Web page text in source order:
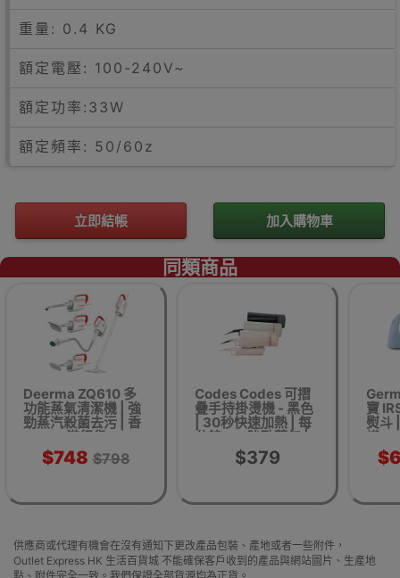
重量: 0.4 KG
額定電壓: 100-240V~
額定功率:33W
額定頻率: 50/60z
立即結帳 加入購物車
同類商品
Deerma ZQ610 多
功能蒸氣清潔機 | 強
勁蒸汽殺菌去污 | 香
港行貨
$748 $798
Codes Codes 可摺
疊手持掛燙機 - 黑色
| 30秒快速加熱 | 每
分鐘20g強勁蒸氣 | 7
孔均勻噴射不傷衣 |
香港行貨
$379
寶
熨斗
蟎
工
(粉
供應商或代理有機會在沒有通知下更改產品包裝、產地或者一些附件，
Outlet Express HK 生活百貨城 不能確保客戶收到的產品與網站圖片、生產地